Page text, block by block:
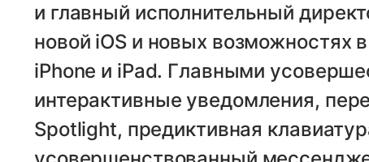
и главный исполнительный
новой iOS и новых возможностях
iPhone и iPad. Главными
интерактивные уведомления,
Spotlight, предиктивная